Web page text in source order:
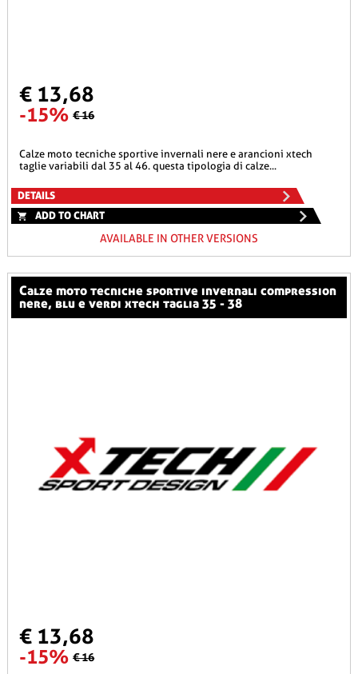
€ 13,68
-15% € 16
calze moto tecniche sportive invernali nere e arancioni xtech
taglie variabili dal 35 al 46. questa tipologia di calze...
DETAILS
ADD TO CHART
AVAILABLE IN OTHER VERSIONS
calze moto tecniche sportive invernali compression
nere, blu e verdi xtech taglia 35 - 38
€ 13,68
-15% € 16